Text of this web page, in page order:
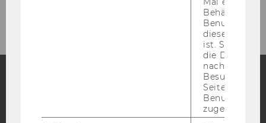
Blog
Behält die
Benutzer-ID
diese Seite
ist. Stellt
die Daten von
Besuchen
Seite
Benutzer-ID
zugeordnet